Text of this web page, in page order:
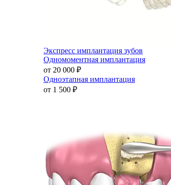
Экспресс имплантация зубов
Одномоментная имплантация
от 20 000 ₽
Одноэтапная имплантация
от 1 500 ₽